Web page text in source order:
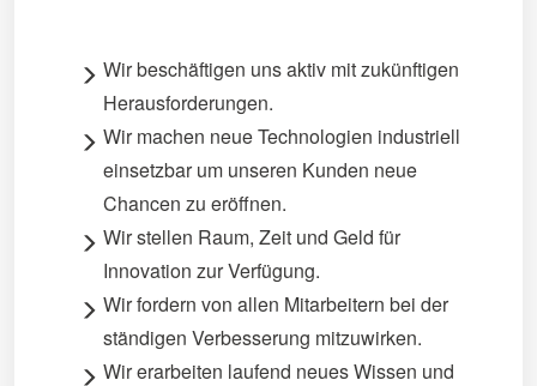
Wir beschäftigen uns aktiv mit zukünftigen
Herausforderungen.
Wir machen neue Technologien industriell
einsetzbar um unseren Kunden neue
Chancen zu eröffnen.
Wir stellen Raum, Zeit und Geld für
Innovation zur Verfügung.
Wir fordern von allen Mitarbeitern bei der
ständigen Verbesserung mitzuwirken.
Wir erarbeiten laufend neues Wissen und